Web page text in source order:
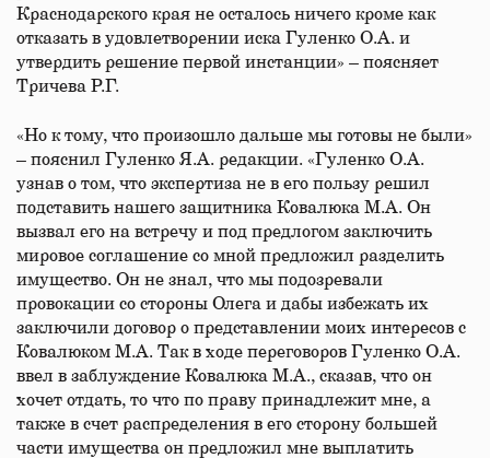
Краснодарского края не осталось ничего кроме как
отказать в удовлетворении иска Гуленко О.А. и
утвердить решение первой инстанции» – поясняет
Тричева Р.Г.
«Но к тому, что произошло дальше мы готовы не были»
– пояснил Гуленко Я.А. редакции. «Гуленко О.А.
узнав о том, что экспертиза не в его пользу решил
подставить нашего защитника Ковалюка М.А. Он
вызвал его на встречу и под предлогом заключить
мировое соглашение со мной предложил разделить
имущество. Он не знал, что мы подозревали
провокации со стороны Олега и дабы избежать их
заключили договор о представлении моих интересов с
Ковалюком М.А. Так в ходе переговоров Гуленко О.А.
ввел в заблуждение Ковалюка М.А., сказав, что он
хочет отдать, то что по праву принадлежит мне, а
также в счет распределения в его сторону большей
части имущества он предложил мне выплатить